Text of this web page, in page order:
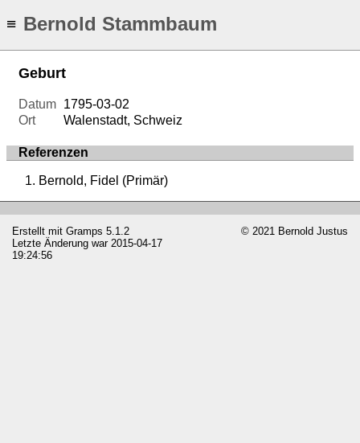
≡ Bernold Stammbaum
Geburt
Datum 1795-03-02
Ort
Walenstadt, Schweiz
Referenzen
Bernold, Fidel (Primär)
Erstellt mit Gramps 5.1.2
Letzte Änderung war 2015-04-17
19:24:56
© 2021 Bernold Justus